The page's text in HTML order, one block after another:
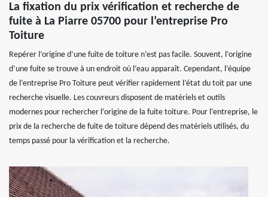
La fixation du prix vérification et recherche de
fuite à La Piarre 05700 pour l’entreprise Pro
Toiture
Repérer l’origine d’une fuite de toiture n’est pas facile. Souvent, l’origine
d’une fuite se trouve à un endroit où l’eau apparaît. Cependant, l’équipe
de l’entreprise Pro Toiture peut vérifier rapidement l’état du toit par une
recherche visuelle. Les couvreurs disposent de matériels et outils
modernes pour rechercher l’origine de la fuite toiture. Pour l’entreprise, le
prix de la recherche de fuite de toiture dépend des matériels utilisés, du
temps passé pour la vérification et la recherche.